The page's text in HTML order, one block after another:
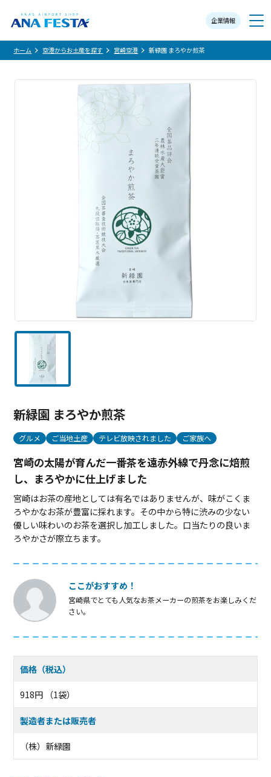
企業情報
メニュー
ホーム 空港からお土産を探す 宮崎空港 新緑園 まろやか煎茶
新緑園 まろやか煎茶
グルメ ご当地土産 テレビ放映されました ご家族へ
宮崎の太陽が育んだ一番茶を遠赤外線で丹念に焙煎
し、まろやかに仕上げました
宮崎はお茶の産地としては有名ではありませんが、味がこくま
ろやかなお茶が豊富に採れます。その中から特に渋みの少ない
優しい味わいのお茶を選択し加工しました。口当たりの良いま
ろやかさが際立ちます。
ここがおすすめ！
宮崎県でとても人気なお茶メーカーの煎茶をお楽しみくだ
さい。
価格（税込）
918円 （1袋）
製造者または販売者
（株）新緑園